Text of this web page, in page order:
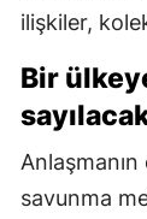
ilişkiler,
Bir
savunma